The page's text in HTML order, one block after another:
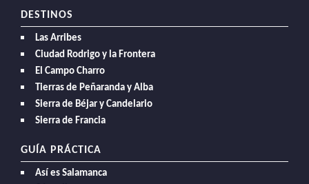
DESTINOS
Las Arribes
Ciudad Rodrigo y la Frontera
El Campo Charro
Tierras de Peñaranda y Alba
Sierra de Béjar y Candelario
Sierra de Francia
GUÍA PRÁCTICA
Así es Salamanca